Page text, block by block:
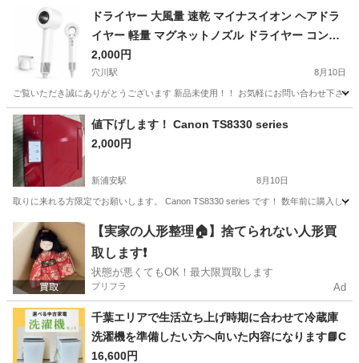
鎌取駅 その他 用紙
ドライヤー 大風量 速乾 マイナスイオン ヘアドラ
イヤー 軽量 マグネットノズル ドライヤー コンパ
クト 4段階温度調節&3段階
2,000円
穴川駅 8月10日
ご覧いただき誠にありがとうございます 新品未使用！！ お気軽にお問い合わせ下さ
千葉 千葉市 穴川駅 美容家電
値下げします！ Canon TS8330 series
2,000円
新浦安駅 8月10日
取りに来れる方限定でお願いします。 Canon TS8330 series です！ 数年前に購入し
千葉 浦安市 新浦安駅 その他 Canon
【実家の人形整理🏠】捨てられない人形買
取します❗️
状態が悪くてもOK！最大限買取します
プリフラ Ad
千葉エリアで生活立ち上げ時期に合わせて冷蔵庫
洗濯機を準備したい方へ向いた内容になります📘C
16,600円